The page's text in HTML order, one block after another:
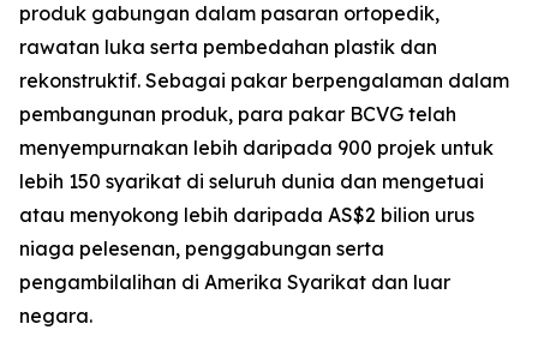
produk gabungan dalam pasaran ortopedik,
rawatan luka serta pembedahan plastik dan
rekonstruktif. Sebagai pakar berpengalaman dalam
pembangunan produk, para pakar BCVG telah
menyempurnakan lebih daripada 900 projek untuk
lebih 150 syarikat di seluruh dunia dan mengetuai
atau menyokong lebih daripada AS$2 bilion urus
niaga pelesenan, penggabungan serta
pengambilalihan di Amerika Syarikat dan luar
negara.